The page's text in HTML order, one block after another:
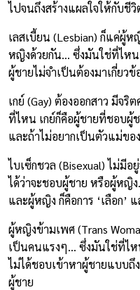
ไปจนถึงสร้างแผลใจให้กับชี
เลสเบี้ยน (Lesbian) ก็แค่ผู้
หญิงด้วยกัน… ซึ่งมันใช่ที่ไห
ผู้ชายไม่จำเป็นต้องมาเกี่ยว
เกย์ (Gay) ต้องออกสาว มีจ
ที่ไหน เกย์ก็คือผู้ชายที่ชอบผู้
และถ้าไม่อยากเป็นตัวแม่ขอ
ไบเซ็กชวล (Bisexual) ไม่มี
ได้ว่าจะชอบผู้ชาย หรือผู้หญิ
และผู้หญิง ก็คือการ ‘เลือก’
ผู้หญิงข้ามเพศ (Trans
เป็นคนแรงๆ… ซึ่งมันใช่ที่ไ
ไม่ได้ชอบเข้าหาผู้ชายแบบถึ
ผู้ชาย